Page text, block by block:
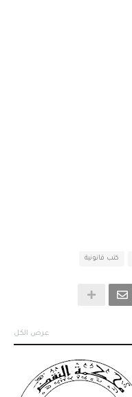
كتب قانونية
عرض الكل